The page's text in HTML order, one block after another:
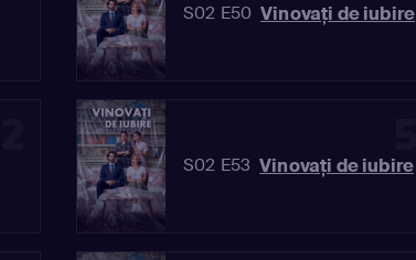
S02 E50 Vinovaţi de iubire
S02 E53 Vinovaţi de iubire